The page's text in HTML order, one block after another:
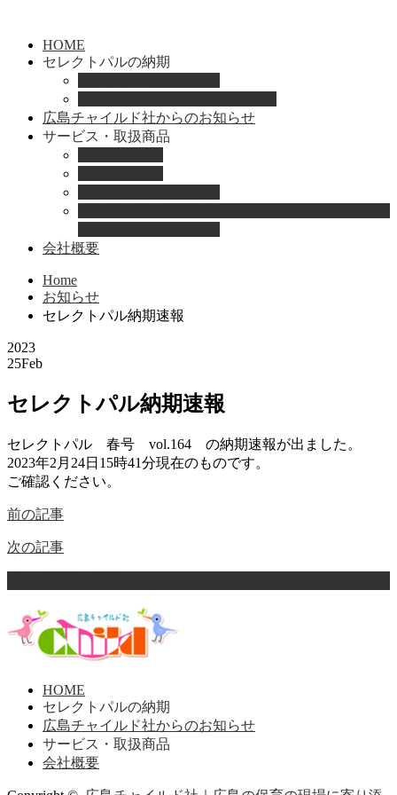
HOME
セレクトパルの納期
広島チャイルド社からのお知らせ
サービス・取扱商品
会社概要
Home
お知らせ
セレクトパル納期速報
2023
25Feb
セレクトパル納期速報
セレクトパル 春号 vol.164 の納期速報が出ました。
2023年2月24日15時41分現在のものです。
ご確認ください。
前の記事
次の記事
HOME
セレクトパルの納期
広島チャイルド社からのお知らせ
サービス・取扱商品
会社概要